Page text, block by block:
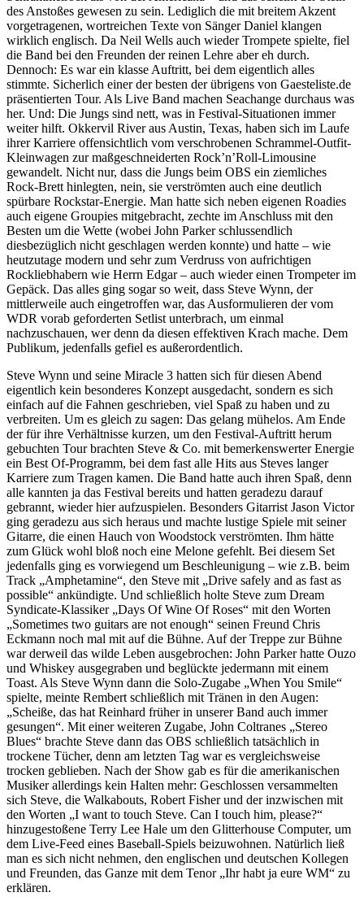
des Anstoßes gewesen zu sein. Lediglich die mit breitem Akzent
vorgetragenen, wortreichen Texte von Sänger Daniel klangen
wirklich englisch. Da Neil Wells auch wieder Trompete spielte, fiel
die Band bei den Freunden der reinen Lehre aber eh durch.
Dennoch: Es war ein klasse Auftritt, bei dem eigentlich alles
stimmte. Sicherlich einer der besten der übrigens von Gaesteliste.de
präsentierten Tour. Als Live Band machen Seachange durchaus was
her. Und: Die Jungs sind nett, was in Festival-Situationen immer
weiter hilft. Okkervil River aus Austin, Texas, haben sich im Laufe
ihrer Karriere offensichtlich vom verschrobenen Schrammel-Outfit-
Kleinwagen zur maßgeschneiderten Rock’n’Roll-Limousine
gewandelt. Nicht nur, dass die Jungs beim OBS ein ziemliches
Rock-Brett hinlegten, nein, sie verströmten auch eine deutlich
spürbare Rockstar-Energie. Man hatte sich neben eigenen Roadies
auch eigene Groupies mitgebracht, zechte im Anschluss mit den
Besten um die Wette (wobei John Parker schlussendlich
diesbezüglich nicht geschlagen werden konnte) und hatte – wie
heutzutage modern und sehr zum Verdruss von aufrichtigen
Rockliebhabern wie Herrn Edgar – auch wieder einen Trompeter im
Gepäck. Das alles ging sogar so weit, dass Steve Wynn, der
mittlerweile auch eingetroffen war, das Ausformulieren der vom
WDR vorab geforderten Setlist unterbrach, um einmal
nachzuschauen, wer denn da diesen effektiven Krach mache. Dem
Publikum, jedenfalls gefiel es außerordentlich.
Steve Wynn und seine Miracle 3 hatten sich für diesen Abend
eigentlich kein besonderes Konzept ausgedacht, sondern es sich
einfach auf die Fahnen geschrieben, viel Spaß zu haben und zu
verbreiten. Um es gleich zu sagen: Das gelang mühelos. Am Ende
der für ihre Verhältnisse kurzen, um den Festival-Auftritt herum
gebuchten Tour brachten Steve & Co. mit bemerkenswerter Energie
ein Best Of-Programm, bei dem fast alle Hits aus Steves langer
Karriere zum Tragen kamen. Die Band hatte auch ihren Spaß, denn
alle kannten ja das Festival bereits und hatten geradezu darauf
gebrannt, wieder hier aufzuspielen. Besonders Gitarrist Jason Victor
ging geradezu aus sich heraus und machte lustige Spiele mit seiner
Gitarre, die einen Hauch von Woodstock verströmten. Ihm hätte
zum Glück wohl bloß noch eine Melone gefehlt. Bei diesem Set
jedenfalls ging es vorwiegend um Beschleunigung – wie z.B. beim
Track „Amphetamine“, den Steve mit „Drive safely and as fast as
possible“ ankündigte. Und schließlich holte Steve zum Dream
Syndicate-Klassiker „Days Of Wine Of Roses“ mit den Worten
„Sometimes two guitars are not enough“ seinen Freund Chris
Eckmann noch mal mit auf die Bühne. Auf der Treppe zur Bühne
war derweil das wilde Leben ausgebrochen: John Parker hatte Ouzo
und Whiskey ausgegraben und beglückte jedermann mit einem
Toast. Als Steve Wynn dann die Solo-Zugabe „When You Smile“
spielte, meinte Rembert schließlich mit Tränen in den Augen:
„Scheiße, das hat Reinhard früher in unserer Band auch immer
gesungen“. Mit einer weiteren Zugabe, John Coltranes „Stereo
Blues“ brachte Steve dann das OBS schließlich tatsächlich in
trockene Tücher, denn am letzten Tag war es vergleichsweise
trocken geblieben. Nach der Show gab es für die amerikanischen
Musiker allerdings kein Halten mehr: Geschlossen versammelten
sich Steve, die Walkabouts, Robert Fisher und der inzwischen mit
den Worten „I want to touch Steve. Can I touch him, please?“
hinzugestoßene Terry Lee Hale um den Glitterhouse Computer, um
dem Live-Feed eines Baseball-Spiels beizuwohnen. Natürlich ließ
man es sich nicht nehmen, den englischen und deutschen Kollegen
und Freunden, das Ganze mit dem Tenor „Ihr habt ja eure WM“ zu
erklären.